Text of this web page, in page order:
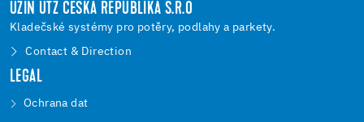
UZIN UTZ ČESKÁ REPUBLIKA S.R.O
Kladečské systémy pro potěry, podlahy a parkety.
Contact & Direction
LEGAL
Ochrana dat